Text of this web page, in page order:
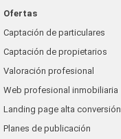
Ofertas
Captación de particulares
Captación de propietarios
Valoración profesional
Web profesional inmobiliaria
Landing page alta conversión
Planes de publicación